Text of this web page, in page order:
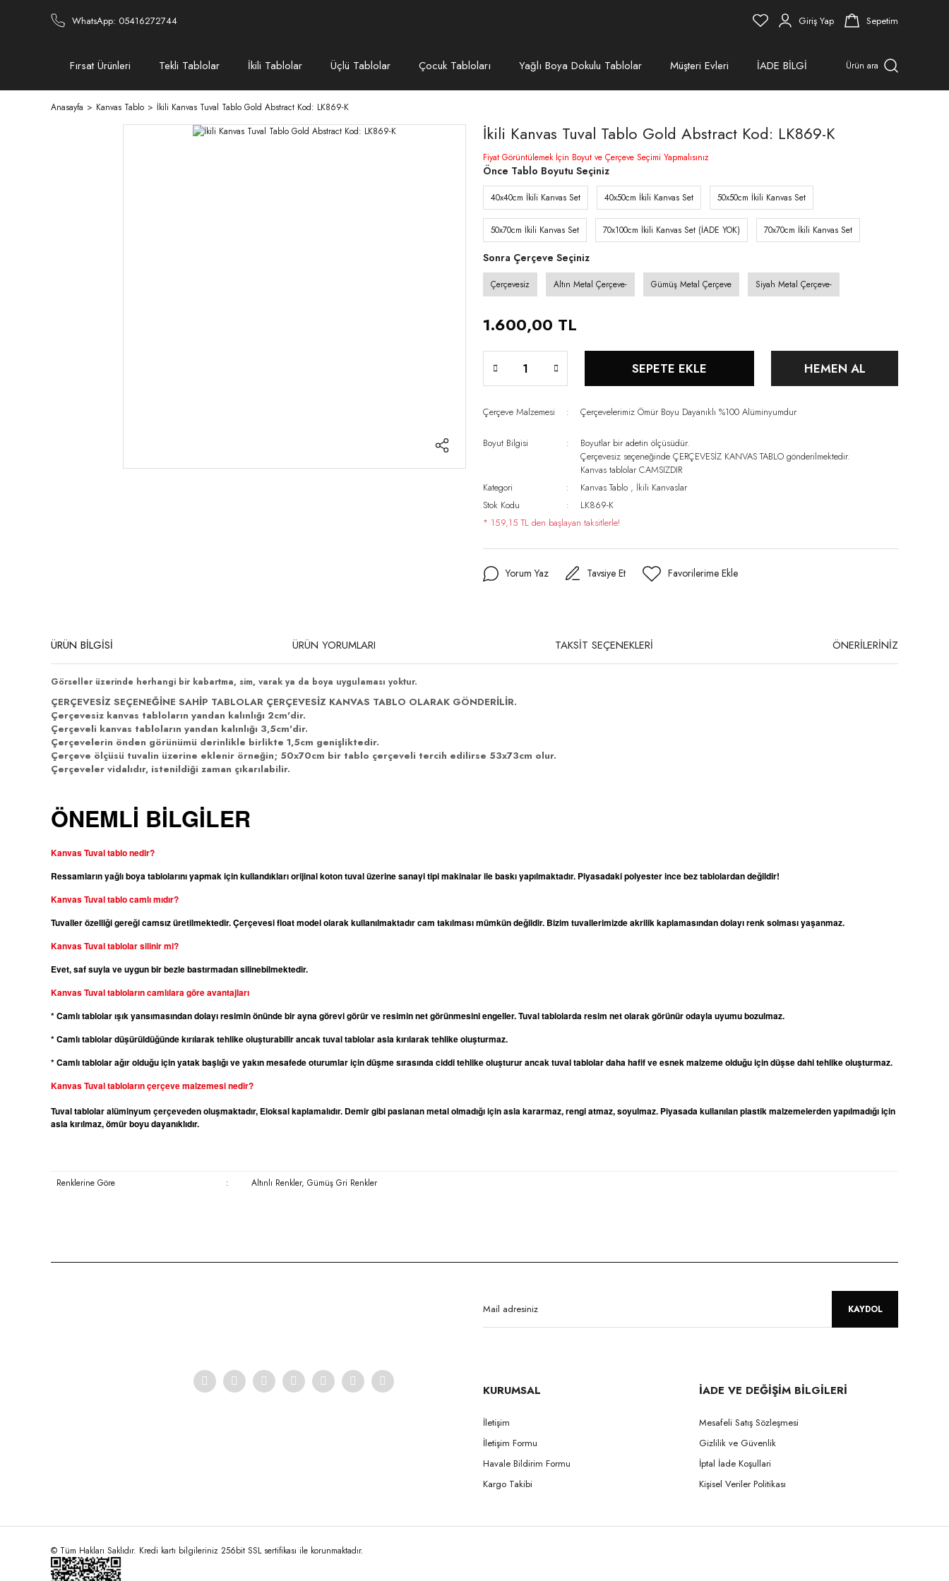
WhatsApp: 05416272744 Giriş Yap Sepetim
Fırsat Ürünleri Tekli Tablolar İkili Tablolar Üçlü Tablolar Çocuk Tabloları Yağlı Boya Dokulu Tablolar Müşteri Evleri İADE BİLGİ Ürün ara
Anasayfa Kanvas Tablo İkili Kanvas Tuval Tablo Gold Abstract Kod: LK869-K
İkili Kanvas Tuval Tablo Gold Abstract Kod: LK869-K
Fiyat Görüntülemek İçin Boyut ve Çerçeve Seçimi Yapmalısınız
Önce Tablo Boyutu Seçiniz
40x40cm İkili Kanvas Set 40x50cm İkili Kanvas Set 50x50cm İkili Kanvas Set
50x70cm İkili Kanvas Set 70x100cm İkili Kanvas Set (İADE YOK) 70x70cm İkili Kanvas Set
Sonra Çerçeve Seçiniz
Çerçevesiz Altın Metal Çerçeve- Gümüş Metal Çerçeve Siyah Metal Çerçeve-
1.600,00 TL
SEPETE EKLE HEMEN AL
Çerçeve Malzemesi Çerçevelerimiz Ömür Boyu Dayanıklı %100 Alüminyumdur
Boyut Bilgisi
Boyutlar bir adetin ölçüsüdür.
Çerçevesiz seçeneğinde ÇERÇEVESİZ KANVAS TABLO gönderilmektedir.
Kanvas tablolar CAMSIZDIR
Kategori
Kanvas Tablo , İkili Kanvaslar
Stok Kodu
LK869-K
* 159,15 TL den başlayan taksitlerle!
Yorum Yaz Tavsiye Et
ÜRÜN BİLGİSİ ÜRÜN YORUMLARI TAKSİT SEÇENEKLERİ ÖNERİLERİNİZ
Görseller üzerinde herhangi bir kabartma, sim, varak ya da boya uygulaması yoktur.
ÇERÇEVESİZ SEÇENEĞİNE SAHİP TABLOLAR ÇERÇEVESİZ KANVAS TABLO OLARAK GÖNDERİLİR.
Çerçevesiz kanvas tabloların yandan kalınlığı 2cm'dir.
Çerçeveli kanvas tabloların yandan kalınlığı 3,5cm'dir.
Çerçevelerin önden görünümü derinlikle birlikte 1,5cm genişliktedir.
Çerçeve ölçüsü tuvalin üzerine eklenir örneğin; 50x70cm bir tablo çerçeveli tercih edilirse 53x73cm olur.
Çerçeveler vidalıdır, istenildiği zaman çıkarılabilir.
ÖNEMLİ BİLGİLER
Kanvas Tuval tablo nedir?
Ressamların yağlı boya tablolarını yapmak için kullandıkları orijinal koton tuval üzerine sanayi tipi makinalar ile baskı yapılmaktadır. Piyasadaki polyester ince bez tablolardan değildir!
KanvasTuval tablo camlı mıdır?
Tuvaller özelliği gereği camsız üretilmektedir. Çerçevesi float model olarak kullanılmaktadır cam takılması mümkün değildir. Bizim tuvallerimizde akrilik kaplamasından dolayı renk solması yaşanmaz.
KanvasTuval tablolar silinir mi?
Evet, saf suyla ve uygun bir bezle bastırmadan silinebilmektedir.
KanvasTuval tabloların camlılara göre avantajları
* Camlı tablolar ışık yansımasından dolayı resimin önünde bir ayna görevi görür ve resimin net görünmesini engeller. Tuval tablolarda resim net olarak görünür odayla uyumu bozulmaz.
* Camlı tablolar düşürüldüğünde kırılarak tehlike oluşturabilir ancak tuval tablolar asla kırılarak tehlike oluşturmaz.
* Camlı tablolar ağır olduğu için yatak başlığı ve yakın mesafede oturumlar için düşme sırasında ciddi tehlike oluşturur ancak tuval tablolar daha hafif ve esnek malzeme olduğu için düşse dahi tehlike oluşturmaz.
KanvasTuval tabloların çerçeve malzemesi nedir?
Tuval tablolar alüminyum çerçeveden oluşmaktadır, Eloksal kaplamalıdır. Demir gibi paslanan metal olmadığı için asla kararmaz, rengi atmaz, soyulmaz. Piyasada kullanılan plastik malzemelerden yapılmadığı için
asla kırılmaz, ömür boyu dayanıklıdır.
Renklerine Göre : Altınlı Renkler, Gümüş Gri Renkler
KAYDOL
KURUMSAL
İletişim
İletişim Formu
Havale Bildirim Formu
Kargo Takibi
İADE VE DEĞİŞİM BİLGİLERİ
Mesafeli Satış Sözleşmesi
Gizlilik ve Güvenlik
İptal İade Koşullari
Kişisel Veriler Politikası
© Tüm Hakları Saklıdır. Kredi kartı bilgileriniz 256bit SSL sertifikası ile korunmaktadır.